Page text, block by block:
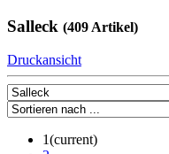
Salleck (409 Artikel)
Druckansicht
1(current)